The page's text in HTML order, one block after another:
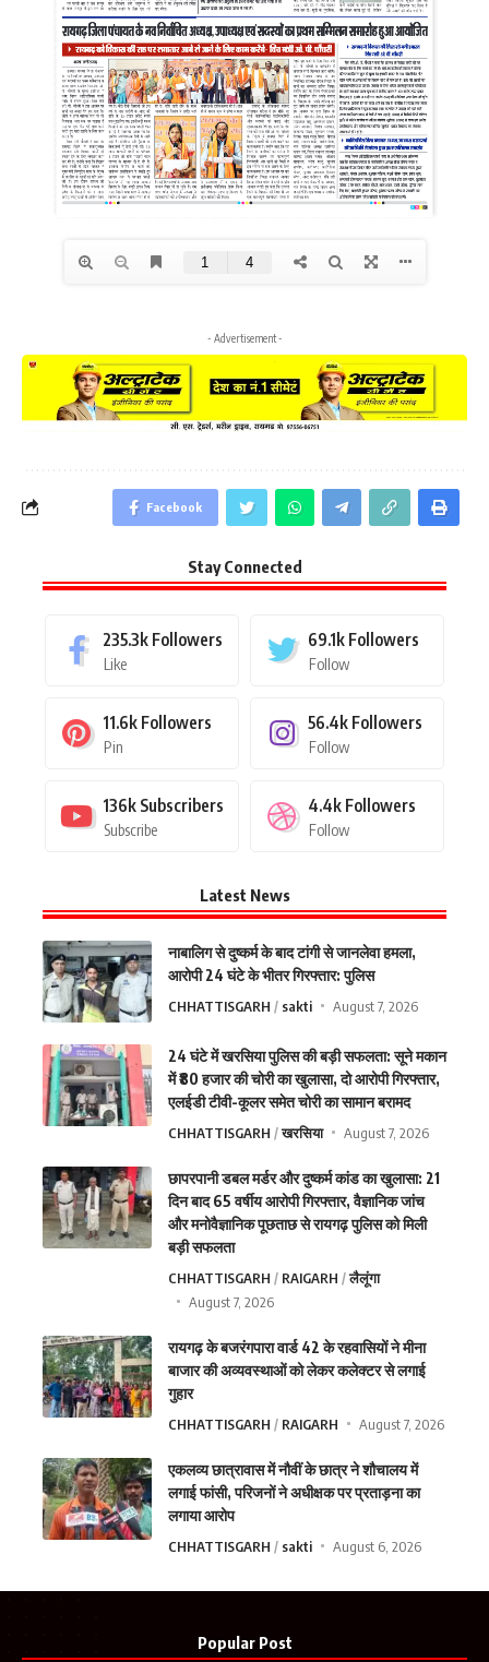
- Advertisement -
Facebook
Stay Connected
235.3k Followers
Like
69.1k Followers
Follow
11.6k Followers
Pin
56.4k Followers
Follow
136k Subscribers
Subscribe
4.4k Followers
Follow
Latest News
नाबालिग से दुष्कर्म के बाद टांगी से जानलेवा हमला,
आरोपी 24 घंटे के भीतर गिरफ्तार: पुलिस
CHHATTISGARH sakti August 7, 2026
24 घंटे में खरसिया पुलिस की बड़ी सफलता: सूने मकान
में ₹80 हजार की चोरी का खुलासा, दो आरोपी गिरफ्तार,
एलईडी टीवी-कूलर समेत चोरी का सामान बरामद
CHHATTISGARH खरसिया August 7, 2026
छापरपानी डबल मर्डर और दुष्कर्म कांड का खुलासा: 21
दिन बाद 65 वर्षीय आरोपी गिरफ्तार, वैज्ञानिक जांच
और मनोवैज्ञानिक पूछताछ से रायगढ़ पुलिस को मिली
बड़ी सफलता
CHHATTISGARH RAIGARH
लैलूंगा
August 7, 2026
रायगढ़ के बजरंगपारा वार्ड 42 के रहवासियों ने मीना
बाजार की अव्यवस्थाओं को लेकर कलेक्टर से लगाई
गुहार
CHHATTISGARH RAIGARH August 7, 2026
एकलव्य छात्रावास में नौवीं के छात्र ने शौचालय में
लगाई फांसी, परिजनों ने अधीक्षक पर प्रताड़ना का
लगाया आरोप
CHHATTISGARH sakti August 6, 2026
Popular Post